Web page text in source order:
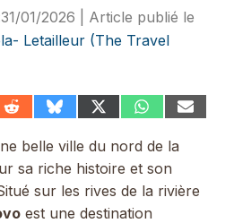
31/01/2026
Letailleur (The Travel
Share
Reddit
Share
Bluesky
Share
(Twitter)
Share
WhatsApp
Share
belle ville du nord de la
sa riche histoire et son
sur les rives de la rivière
est une destination